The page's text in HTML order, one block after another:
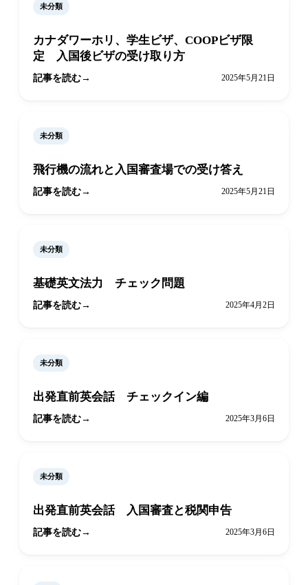
未分類
カナダワーホリ、学生ビザ、COOPビザ限
定 入国後ビザの受け取り方
記事を読む 2025年5月21日
未分類
飛行機の流れと入国審査場での受け答え
記事を読む 2025年5月21日
未分類
基礎英文法力 チェック問題
記事を読む 2025年4月2日
未分類
出発直前英会話 チェックイン編
記事を読む 2025年3月6日
未分類
出発直前英会話 入国審査と税関申告
記事を読む 2025年3月6日